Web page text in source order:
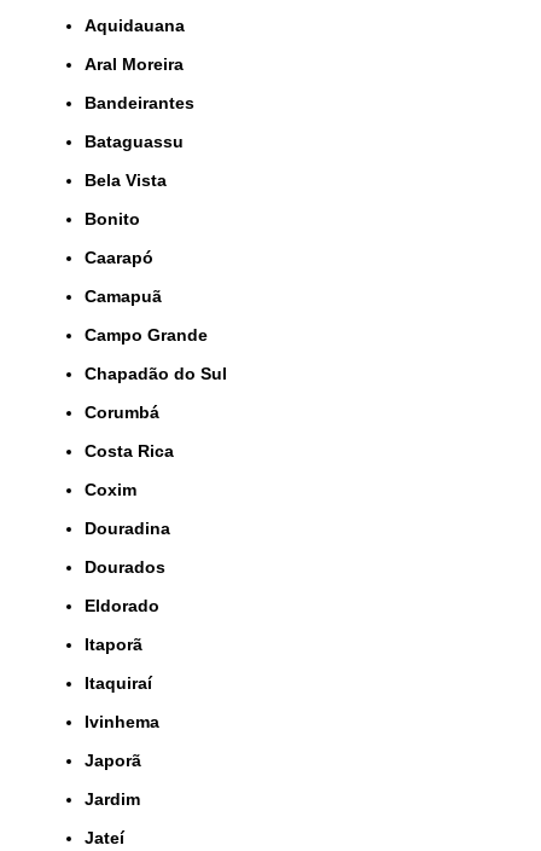
Aquidauana
Aral Moreira
Bandeirantes
Bataguassu
Bela Vista
Bonito
Caarapó
Camapuã
Campo Grande
Chapadão do Sul
Corumbá
Costa Rica
Coxim
Douradina
Dourados
Eldorado
Itaporã
Itaquiraí
Ivinhema
Japorã
Jardim
Jateí